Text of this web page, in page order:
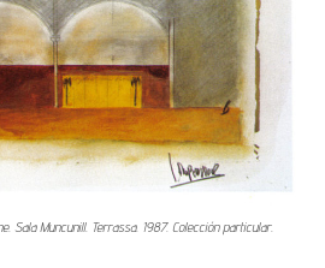
Sala Muncunill. Terrassa. 1987. Colección particular.